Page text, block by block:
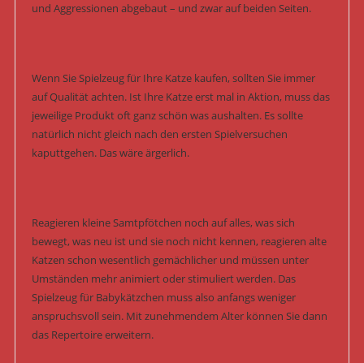
und Aggressionen abgebaut – und zwar auf beiden Seiten.
Wenn Sie Spielzeug für Ihre Katze kaufen, sollten Sie immer
auf Qualität achten. Ist Ihre Katze erst mal in Aktion, muss das
jeweilige Produkt oft ganz schön was aushalten. Es sollte
natürlich nicht gleich nach den ersten Spielversuchen
kaputtgehen. Das wäre ärgerlich.
Reagieren kleine Samtpfötchen noch auf alles, was sich
bewegt, was neu ist und sie noch nicht kennen, reagieren alte
Katzen schon wesentlich gemächlicher und müssen unter
Umständen mehr animiert oder stimuliert werden. Das
Spielzeug für Babykätzchen muss also anfangs weniger
anspruchsvoll sein. Mit zunehmendem Alter können Sie dann
das Repertoire erweitern.